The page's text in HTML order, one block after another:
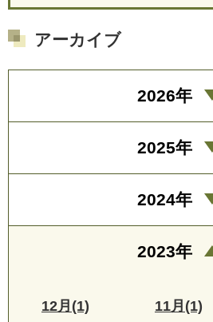
アーカイブ
2026年
2025年
2024年
2023年
12月(1) 11月(1)